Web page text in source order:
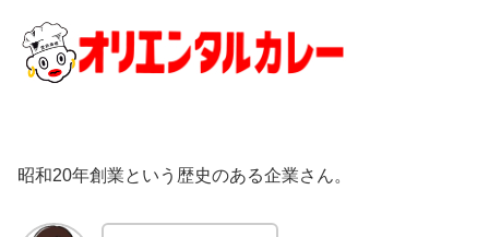
昭和20年創業という歴史のある企業さん。